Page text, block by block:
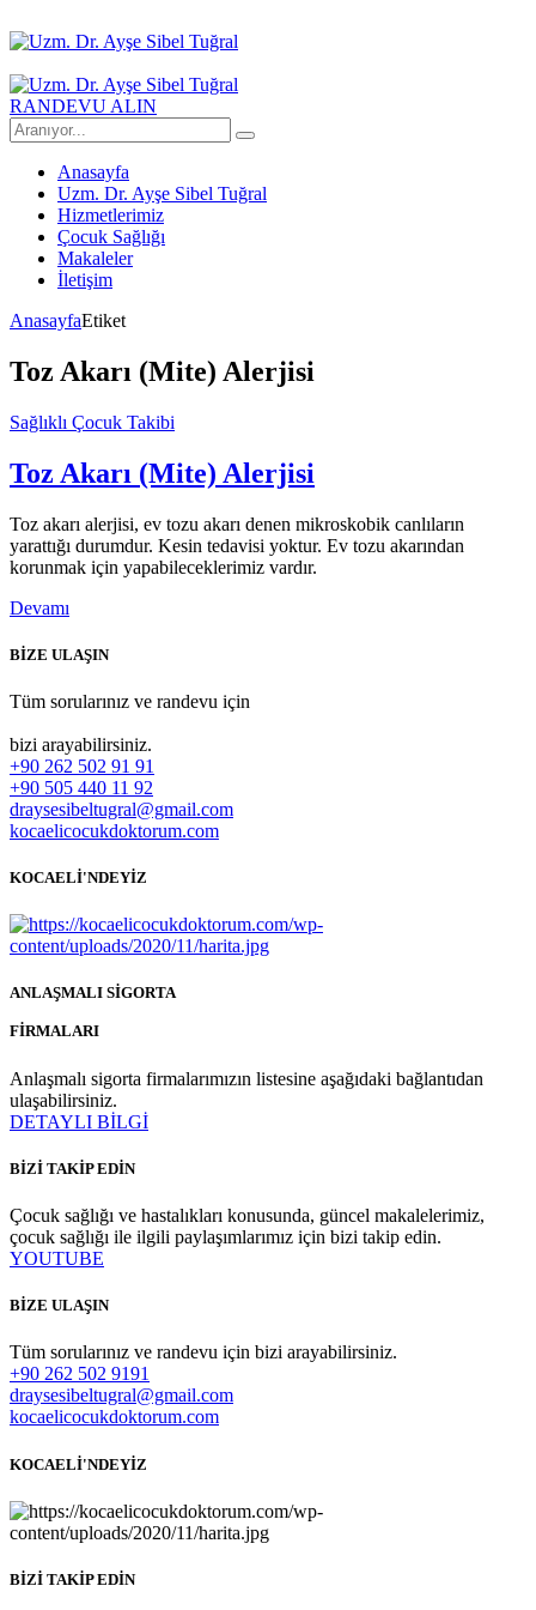
RANDEVU ALIN
Anasayfa
Uzm. Dr. Ayşe Sibel Tuğral
Hizmetlerimiz
Çocuk Sağlığı
Makaleler
İletişim
AnasayfaEtiket
Toz Akarı (Mite) Alerjisi
Sağlıklı Çocuk Takibi
Toz Akarı (Mite) Alerjisi
Toz akarı alerjisi, ev tozu akarı denen mikroskobik canlıların
yarattığı durumdur. Kesin tedavisi yoktur. Ev tozu akarından
korunmak için yapabileceklerimiz vardır.
Devamı
BİZE ULAŞIN
Tüm sorularınız ve randevu için
bizi arayabilirsiniz.
+90 262 502 91 91
+90 505 440 11 92
draysesibeltugral@gmail.com
kocaelicocukdoktorum.com
KOCAELİ'NDEYİZ
ANLAŞMALI SİGORTA
FİRMALARI
Anlaşmalı sigorta firmalarımızın listesine aşağıdaki bağlantıdan
ulaşabilirsiniz.
DETAYLI BİLGİ
BİZİ TAKİP EDİN
Çocuk sağlığı ve hastalıkları konusunda, güncel makalelerimiz,
çocuk sağlığı ile ilgili paylaşımlarımız için bizi takip edin.
YOUTUBE
BİZE ULAŞIN
Tüm sorularınız ve randevu için bizi arayabilirsiniz.
+90 262 502 9191
draysesibeltugral@gmail.com
kocaelicocukdoktorum.com
KOCAELİ'NDEYİZ
BİZİ TAKİP EDİN